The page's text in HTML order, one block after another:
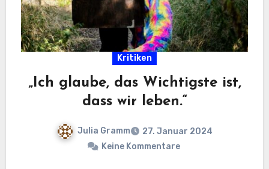
Kritiken
„Ich glaube, das Wichtigste ist,
dass wir leben.“
Julia Gramm
27. Januar 2024
Keine Kommentare